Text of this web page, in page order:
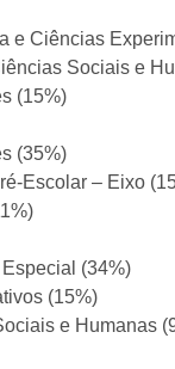
e Ciências
Sociais e
(15%)
(35%)
Escolar – Eixo
(34%)
(15%)
e Humanas